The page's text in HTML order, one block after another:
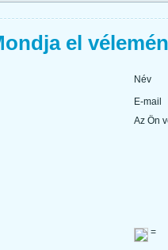
el
Név
E-mail
Az Ön
=